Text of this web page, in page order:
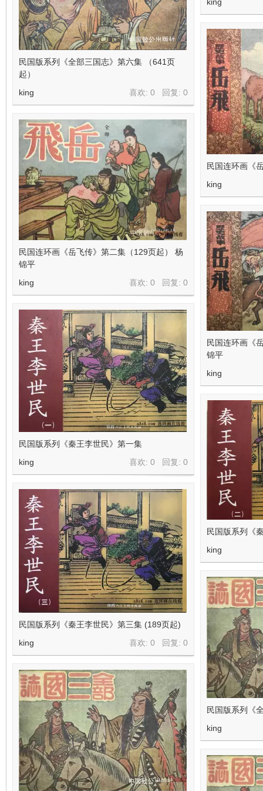
民国版系列《全部三国志》第六集 （641页
起）
喜欢: 0 回复: 0
king
民国连环画《
king
民国连环画《岳飞传》第二集（129页起） 杨
锦平
喜欢: 0 回复: 0
king
民国连环画《
锦平
king
民国版系列《秦王李世民》第一集
喜欢: 0 回复: 0
king
民国版系列《
king
民国版系列《秦王李世民》第三集 (189页起)
喜欢: 0 回复: 0
king
民国版系列《
king